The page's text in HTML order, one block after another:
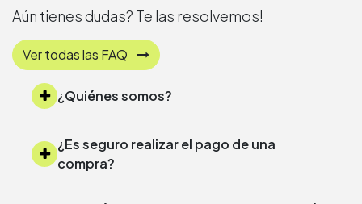
Aún tienes dudas? Te las resolvemos!
Ver todas las FAQ
¿Quiénes somos?
¿Es seguro realizar el pago de una
compra?